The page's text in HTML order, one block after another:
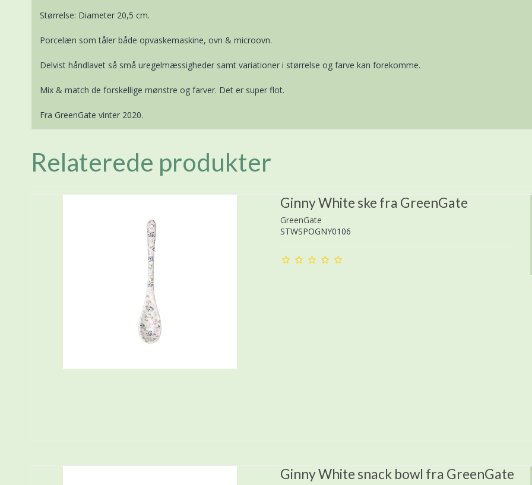
Størrelse: Diameter 20,5 cm.
Porcelæn som tåler både opvaskemaskine, ovn & microovn.
Delvist håndlavet så små uregelmæssigheder samt variationer i størrelse og farve kan forekomme.
Mix & match de forskellige mønstre og farver. Det er super flot.
Fra GreenGate vinter 2020.
Relaterede produkter
Ginny White ske fra GreenGate
GreenGate
STWSPOGNY0106
Ginny White snack bowl fra GreenGate